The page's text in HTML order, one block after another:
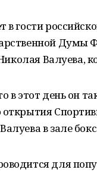
в гости
Думы
Валуева,
в этот день он
открытия
в зале
для